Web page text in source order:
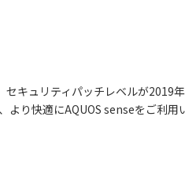
キュリティパッチレベルが2019年
り快適にAQUOS senseをご利用